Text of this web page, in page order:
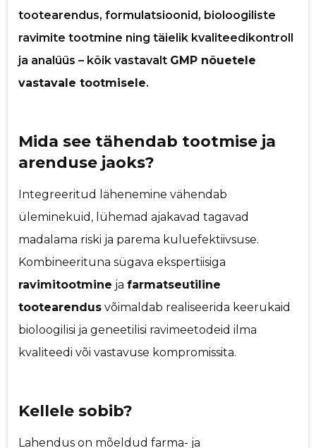
tootearendus, formulatsioonid, bioloogiliste
ravimite tootmine ning täielik kvaliteedikontroll
ja analüüs – kõik vastavalt GMP nõuetele
vastavale tootmisele.
Mida see tähendab tootmise ja
arenduse jaoks?
Integreeritud lähenemine vähendab
üleminekuid, lühemad ajakavad tagavad
madalama riski ja parema kuluefektiivsuse.
Kombineerituna sügava ekspertiisiga
ravimitootmine jafarmatseutiline
tootearendus võimaldab realiseerida keerukaid
bioloogilisi ja geneetilisi ravimeetodeid ilma
kvaliteedi või vastavuse kompromissita.
Kellele sobib?
Lahendus on mõeldud farma- ja